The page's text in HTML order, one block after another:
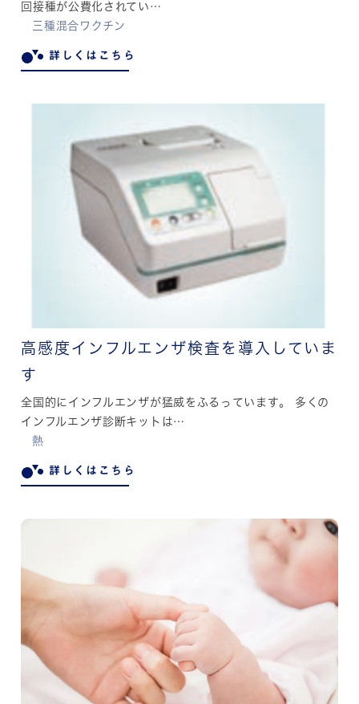
回接種が公費化されてい…
三種混合ワクチン
詳しくはこちら
高感度インフルエンザ検査を導入していま
す
全国的にインフルエンザが猛威をふるっています。 多くの
インフルエンザ診断キットは…
熱
詳しくはこちら